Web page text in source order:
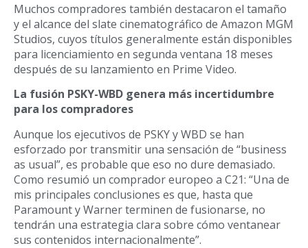
Muchos compradores también destacaron el tamaño
y el alcance del slate cinematográfico de Amazon MGM
Studios, cuyos títulos generalmente están disponibles
para licenciamiento en segunda ventana 18 meses
después de su lanzamiento en Prime Video.
La fusión PSKY-WBD genera más incertidumbre
para los compradores
Aunque los ejecutivos de PSKY y WBD se han
esforzado por transmitir una sensación de “business
as usual”, es probable que eso no dure demasiado.
Como resumió un comprador europeo a C21: “Una de
mis principales conclusiones es que, hasta que
Paramount y Warner terminen de fusionarse, no
tendrán una estrategia clara sobre cómo ventanear
sus contenidos internacionalmente”.